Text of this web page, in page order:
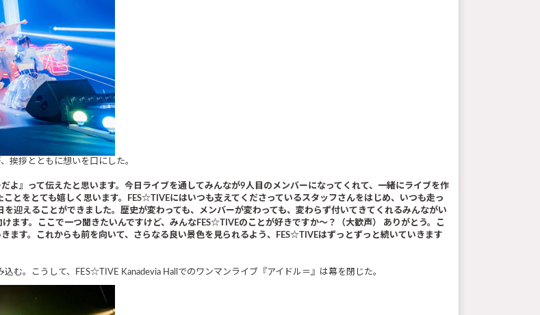
挨拶とともに想いを口にした。
よ』って伝えたと思います。今日ライブを通してみんなが9人目のメンバーになってくれて、一緒にライブを作
とをとても嬉しく思います。FES☆TIVEにはいつも支えてくださっているスタッフさんをはじめ、いつも走っ
迎えることができました。歴史が変わっても、メンバーが変わっても、変わらず付いてきてくれるみんながい
ます。ここで一つ聞きたいんですけど、みんなFES☆TIVEのことが好きですか〜？（大歓声） ありがとう。こ
ます。これからも前を向いて、さらなる良い景色を見られるよう、FES☆TIVEはずっとずっと続いていきます
む。こうして、FES☆TIVE Kanadevia Hallでのワンマンライブ『アイドル＝』は幕を閉じた。